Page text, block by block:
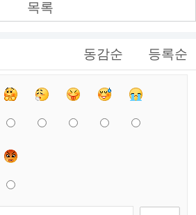
목록
동감순 등록순